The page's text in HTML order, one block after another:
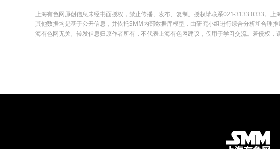
上海有色网原创信息未经书面授权，禁止传播、发布、复制。授权请联系021-3133 0333。
其他数据均是基于公开信息，并依托SMM内部数据库模型，由研究小组进行综合分析和合理
海有色网无关。转发信息归原作者所有，不代表上海有色网建议，仅用于学习交流。若侵权，